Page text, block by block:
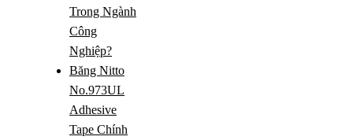
Trong Ngành
Công
Nghiệp?
Băng Nitto
No.973UL
Adhesive
Tape Chính